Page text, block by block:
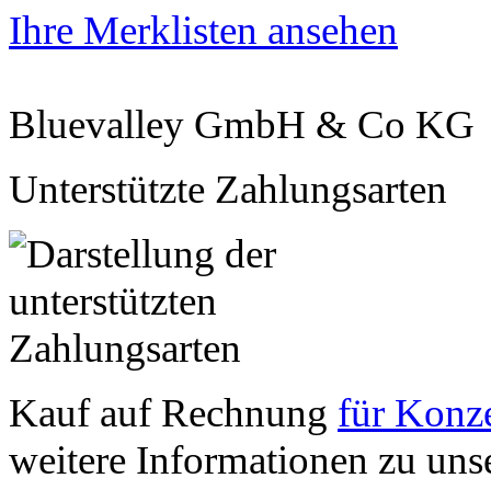
Ihre Merklisten ansehen
Bluevalley GmbH & Co KG
Unterstützte Zahlungsarten
Kauf auf Rechnung für
weitere Informationen zu